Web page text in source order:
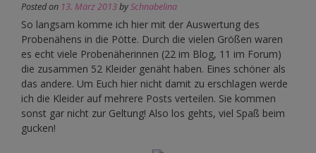
Posted on 13. März 2013bySchnabelina
So langsam komme ich hier mit der Auswertung des
Probenähens in die Pötte. Durch die vielen Größen waren
es echt viele Probenäherinnen (22 im Blog, 11 im Forum)
die zusammen 52 Kleider genäht haben. Eines schöner als
das andere. Um Euch hier nicht damit zu erschlagen werde
ich die Kleider auf mehrere Posts verteilen. Sie kommen
sonst gar nicht zur Geltung! Also los gehts, viel Spaß beim
gucken!